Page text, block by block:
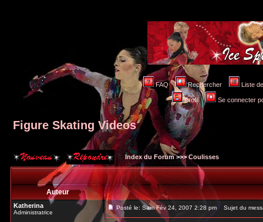
FAQ Rechercher Liste
Profil Se connecter
Figure Skating Videos
Index du Forum>>>Coulisses
Auteur
Katherina
Administratrice
Posté le: Sam Fév 24, 2007 2:28 pm Sujet du